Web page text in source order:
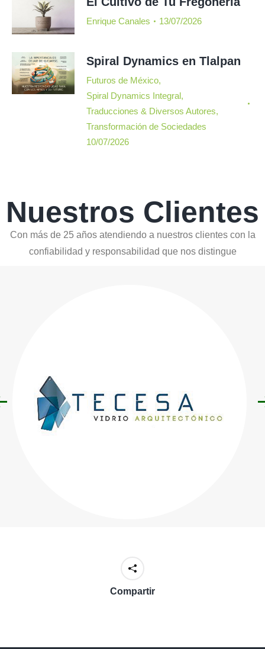
Enrique Canales 13/07/2026
Spiral Dynamics en Tlalpan
Futuros de México,
Spiral Dynamics Integral,
Traducciones & Diversos Autores,
Transformación de Sociedades
10/07/2026
Nuestros Clientes
Con más de 25 años atendiendo a nuestros clientes con la
confiabilidad y responsabilidad que nos distingue
Compartir